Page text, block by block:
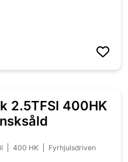
NYINKOMMEN
2.5TFSI 400HK
400 HK Fyrhjulsdriven